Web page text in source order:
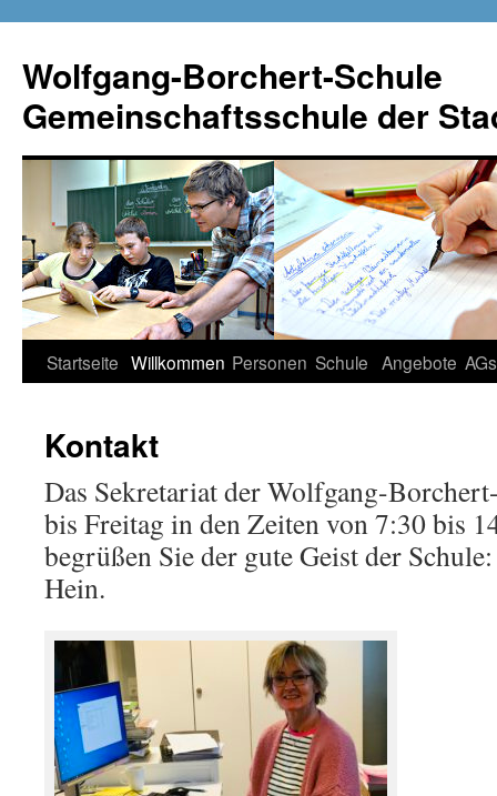
Wolfgang-Borchert-Schule
Gemeinschaftsschule der
Zum
springen
Startseite Willkommen Personen Schule Angebote AGs
Kontakt
Das Sekretariat der Wolfgang-
bis Freitag in den Zeiten von 7:30 bis
begrüßen Sie der gute Geist der
Hein.